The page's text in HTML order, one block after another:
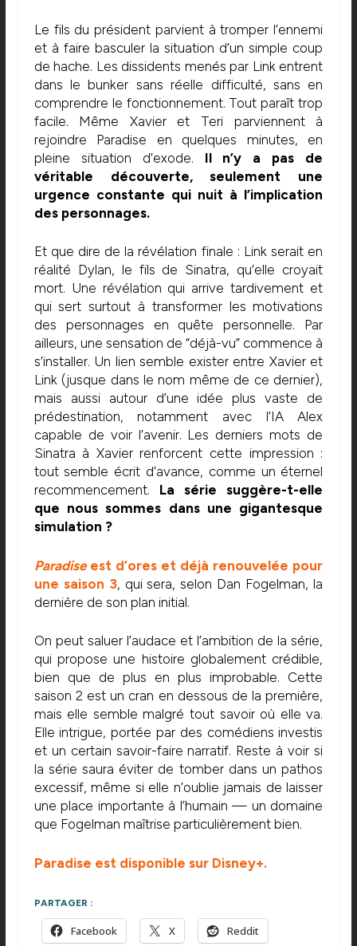
Le fils du président parvient à tromper l’ennemi
et à faire basculer la situation d’un simple coup
de hache. Les dissidents menés par Link entrent
dans le bunker sans réelle difficulté, sans en
comprendre le fonctionnement. Tout paraît trop
facile. Même Xavier et Teri parviennent à
rejoindre Paradise en quelques minutes, en
pleine situation d’exode. Il n’y a pas de
véritable découverte, seulement une
urgence constante qui nuit à l’implication
des personnages.
Et que dire de la révélation finale : Link serait en
réalité Dylan, le fils de Sinatra, qu’elle croyait
mort. Une révélation qui arrive tardivement et
qui sert surtout à transformer les motivations
des personnages en quête personnelle. Par
ailleurs, une sensation de “déjà-vu” commence à
s’installer. Un lien semble exister entre Xavier et
Link (jusque dans le nom même de ce dernier),
mais aussi autour d’une idée plus vaste de
prédestination, notamment avec l’IA Alex
capable de voir l’avenir. Les derniers mots de
Sinatra à Xavier renforcent cette impression :
tout semble écrit d’avance, comme un éternel
recommencement. La série suggère-t-elle
que nous sommes dans une gigantesque
simulation ?
Paradiseest d’ores et déjà renouvelée pour
une saison 3, qui sera, selon Dan Fogelman, la
dernière de son plan initial.
On peut saluer l’audace et l’ambition de la série,
qui propose une histoire globalement crédible,
bien que de plus en plus improbable. Cette
saison 2 est un cran en dessous de la première,
mais elle semble malgré tout savoir où elle va.
Elle intrigue, portée par des comédiens investis
et un certain savoir-faire narratif. Reste à voir si
la série saura éviter de tomber dans un pathos
excessif, même si elle n’oublie jamais de laisser
une place importante à l’humain — un domaine
que Fogelman maîtrise particulièrement bien.
Paradise est disponible sur Disney+.
PARTAGER :
Facebook X Reddit